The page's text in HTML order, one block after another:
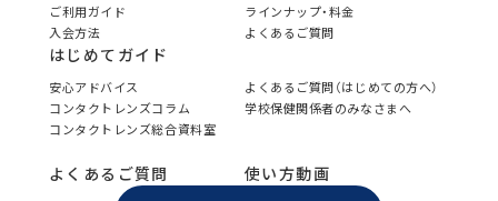
ご利用ガイド
ラインナップ・料金
入会方法
よくあるご質問
はじめてガイド
安心アドバイス
よくあるご質問（はじめての方へ）
コンタクトレンズコラム
学校保健関係者のみなさまへ
コンタクトレンズ総合資料室
よくあるご質問 使い方動画